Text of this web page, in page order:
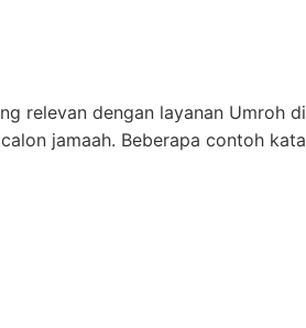
relevan dengan layanan Umroh di
jamaah. Beberapa contoh kata